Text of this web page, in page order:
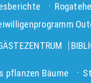
pflanzen Bäume